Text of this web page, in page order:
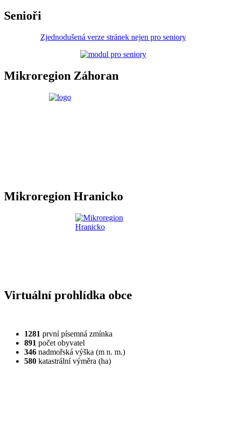
Senioři
Zjednodušená verze stránek nejen pro seniory
Mikroregion Záhoran
Mikroregion Hranicko
Virtuální prohlídka obce
1281 první písemná zmínka
891 počet obyvatel
346 nadmořská výška (m n. m.)
580 katastrální výměra (ha)